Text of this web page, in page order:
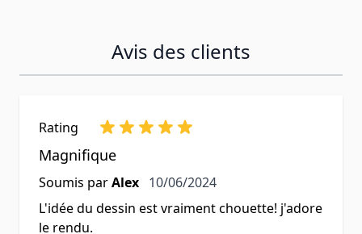
Avis des clients
Rating
Magnifique
Soumis parAlex 10 juin 2024
10/06/2024
L'idée du dessin est vraiment chouette! j'adore
le rendu.